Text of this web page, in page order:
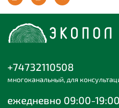
+74732110508
многоканальный, для
ежедневно 09:00-19:00